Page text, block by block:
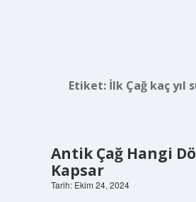
Etiket: İlk Çağ kaç yıl
Antik Çağ Hangi
Kapsar
Tarih: Ekim 24, 2024